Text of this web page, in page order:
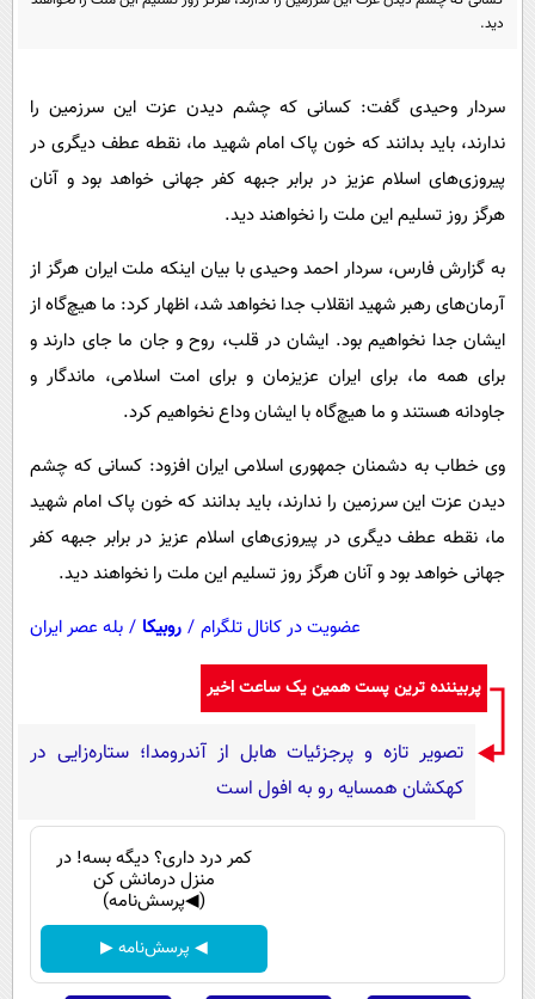
سرگرمی
گوناگون
حوادث
محیط زیست
فرهنگی
بین الملل
اجتماعی
حیات وحش
پیامک
دانلود
دید.
سردار وحیدی گفت: کسانی که چشم دیدن عزت این سرزمین را
ندارند، باید بدانند که خون پاک امام شهید ما، نقطه عطف دیگری در
پیروزی‌های اسلام عزیز در برابر جبهه کفر جهانی خواهد بود و آنان
هرگز روز تسلیم این ملت را نخواهند دید.
به گزارش فارس، سردار احمد وحیدی با بیان اینکه ملت ایران هرگز از
آرمان‌های رهبر شهید انقلاب جدا نخواهد شد، اظهار کرد: ما هیچ‌گاه از
ایشان جدا نخواهیم بود. ایشان در قلب، روح و جان ما جای دارند و
برای همه ما، برای ایران عزیزمان و برای امت اسلامی، ماندگار و
جاودانه هستند و ما هیچ‌گاه با ایشان وداع نخواهیم کرد.
وی خطاب به دشمنان جمهوری اسلامی ایران افزود: کسانی که چشم
دیدن عزت این سرزمین را ندارند، باید بدانند که خون پاک امام شهید
ما، نقطه عطف دیگری در پیروزی‌های اسلام عزیز در برابر جبهه کفر
جهانی خواهد بود و آنان هرگز روز تسلیم این ملت را نخواهند دید.
عضویت در کانال تلگرام / روبیکا / بله عصر ایران
پربیننده ترین پست همین یک ساعت اخیر
تصویر تازه و پرجزئیات هابل از آندرومدا؛ ستاره‌زایی در
کهکشان همسایه رو به افول است
کمر درد داری؟ دیگه بسه! در
منزل درمانش کن
(◀پرسش‌نامه)
◀ پرسش‌نامه ▶